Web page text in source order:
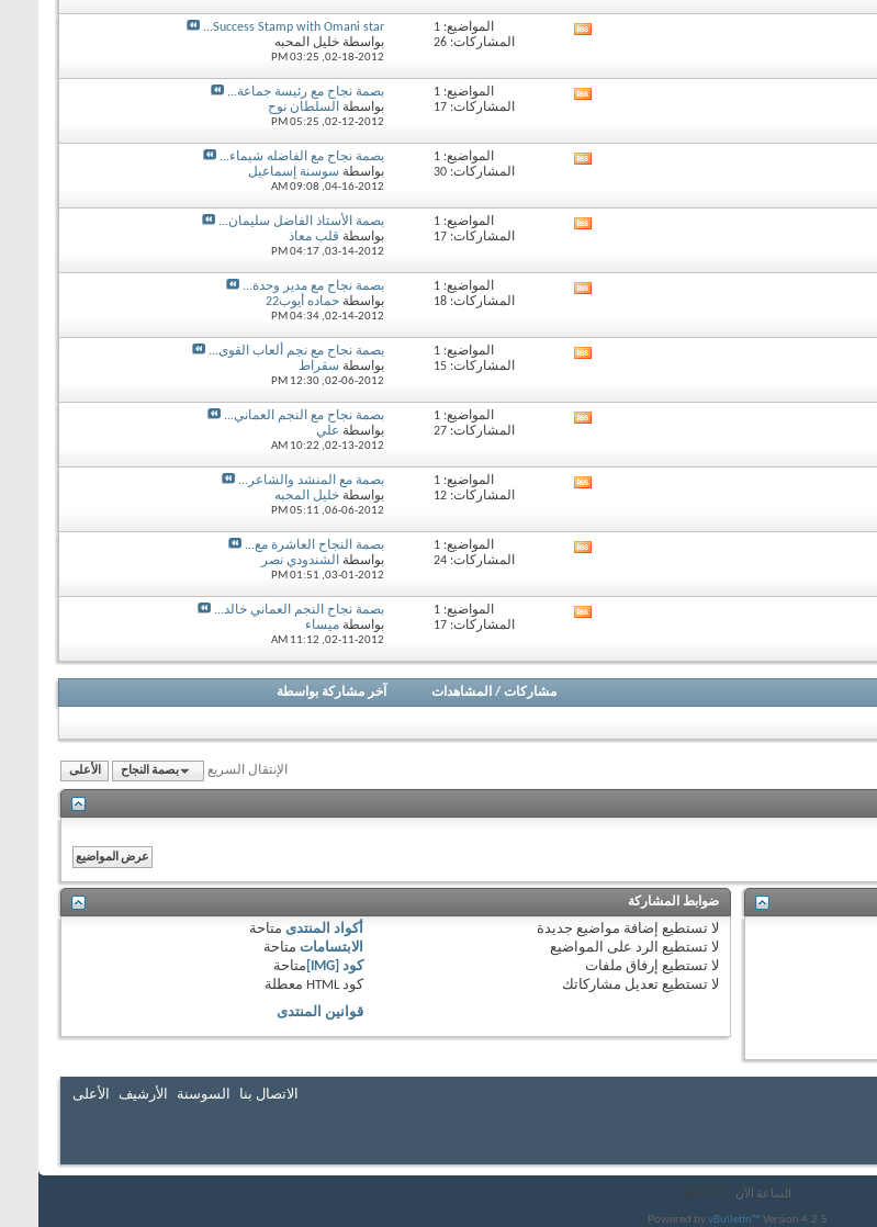
المنتدى
المنتدى
المواضيع: 1
المشاركات: 26
Success Stamp with Omani star...
بواسطة خليل المحبه
02-18-2012,
03:25 PM
المنتدى
المواضيع: 1
المشاركات: 17
بصمة نجاح مع رئيسة جماعة...
بواسطة
السلطان نوح
02-12-2012,
05:25 PM
المنتدى
المواضيع: 1
المشاركات: 30
بصمة نجاح مع الفاضله شيماء...
بواسطة سوسنة إسماعيل
04-16-2012,
09:08 AM
المنتدى
المواضيع: 1
المشاركات: 17
بصمة الأستاذ الفاضل سليمان...
بواسطة قلب معاذ
03-14-2012,
04:17 PM
المنتدى
المواضيع: 1
المشاركات: 18
بصمة نجاح مع مدير وحدة...
بواسطة حماده أيوب22
02-14-2012,
04:34 PM
المنتدى
المواضيع: 1
المشاركات: 15
بصمة نجاح مع نجم ألعاب القوى...
بواسطة سقراط
02-06-2012,
12:30 PM
المنتدى
المواضيع: 1
المشاركات: 27
بصمة نجاح مع النجم العماني...
بواسطة علي
02-13-2012,
10:22 AM
المنتدى
المواضيع: 1
المشاركات: 12
بصمة مع المنشد والشاعر...
بواسطة خليل المحبه
06-06-2012,
05:11 PM
المنتدى
المواضيع: 1
المشاركات: 24
بصمة النجاح العاشرة مع...
بواسطة
الشندودي نصر
03-01-2012,
01:51 PM
المنتدى
المواضيع: 1
المشاركات: 17
بصمة نجاح النجم العماني خالد...
بواسطة ميساء
02-11-2012,
11:12 AM
مشاركات / المشاهدات آخر مشاركة بواسطة
الإنتقال السريع بصمة النجاح الأعلى
ضوابط المشاركة
لا تستطيع إضافة مواضيع جديدة
لا تستطيع الرد على المواضيع
لا تستطيع إرفاق ملفات
لا تستطيع تعديل مشاركاتك
أكواد المنتدى متاحة
الابتسامات متاحة
كود [IMG]
متاحة
كود HTML
معطلة
قوانين المنتدى
الاتصال بنا السوسنة الأرشيف الأعلى
الساعة الآن 05:21 AM
Powered byvBulletin™ Version 4.2.5